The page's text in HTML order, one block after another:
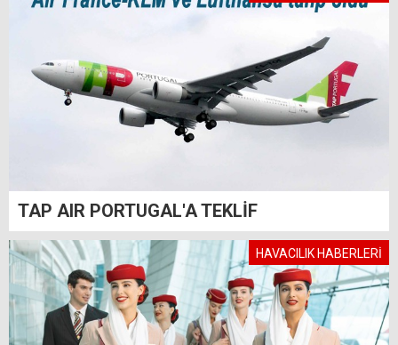
TAP AIR PORTUGAL'A TEKLİF
HAVACILIK HABERLERİ